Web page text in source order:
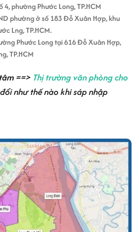
4, phường Phước Long, TP.HCM
phường ở số 183 Đỗ Xuân Hợp, khu
Lng, TP.HCM.
Phước Long tại 616 Đỗ Xuân Hợp,
TP.HCM
==> Thị trường văn phòng cho
như thế nào khi sáp nhập